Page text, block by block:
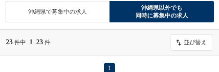
沖縄県で募集中の求人
沖縄県以外でも
同時に募集中の求人
23 件中 1 -23 件 並び替え
1